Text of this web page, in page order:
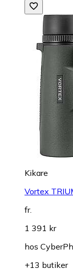
Kikare
Vortex
fr.
1 391 kr
hos
+13 butiker